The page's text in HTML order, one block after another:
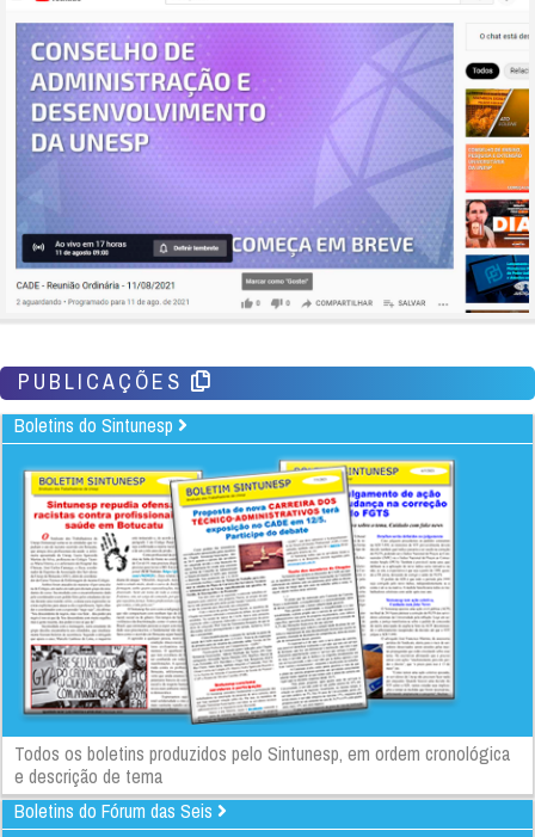
PUBLICAÇÕES
Boletins do Sintunesp
Todos os boletins produzidos pelo Sintunesp, em ordem cronológica
e descrição de tema
Boletins do Fórum das Seis